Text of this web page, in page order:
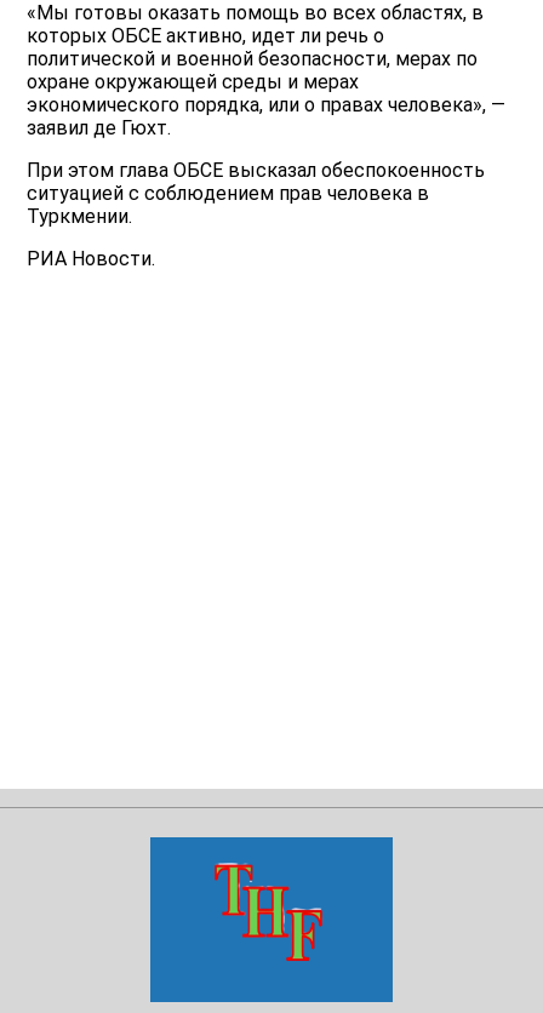
«Мы готовы оказать помощь во всех областях, в
которых ОБСЕ активно, идет ли речь о
политической и военной безопасности, мерах по
охране окружающей среды и мерах
экономического порядка, или о правах человека», —
заявил де Гюхт.
При этом глава ОБСЕ высказал обеспокоенность
ситуацией с соблюдением прав человека в
Туркмении.
РИА Новости.